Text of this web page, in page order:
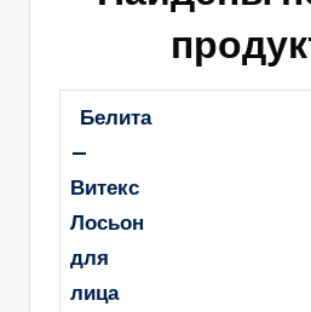
Белита
—
Витекс
Лосьон
для
лица